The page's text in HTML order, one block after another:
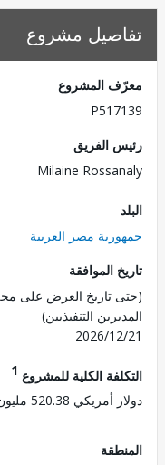
مشروع
المشروع
الفريق
Milaine
مصر العربية
الموافقة
تاريخ العرض على مجلس
التنفيذيين)
2026/
الكلية للمشروع1
520.38 مليون